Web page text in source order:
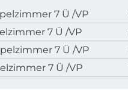
7 Ü /VP
7 Ü /VP
7 Ü /VP
7 Ü /VP